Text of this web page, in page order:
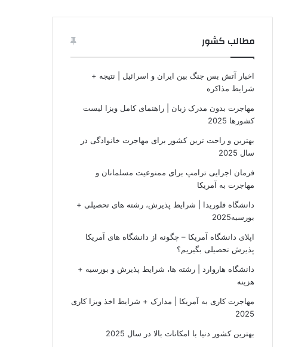
مطالب کشور
اخبار آتش بس جنگ بین ایران و اسرائیل | نتیجه +
شرایط مذاکره
مهاجرت بدون مدرک زبان | راهنمای کامل ویزا لیست
کشورها 2025
بهترین و راحت ترین کشور برای مهاجرت خانوادگی در
سال 2025
فرمان اجرایی ترامپ برای ممنوعیت مسلمانان و
مهاجرت به آمریکا
دانشگاه فلوریدا | شرایط پذیرش، رشته های تحصیلی +
بورسیه2025
اپلای دانشگاه آمریکا – چگونه از دانشگاه های آمریکا
پذیرش تحصیلی بگیریم؟
دانشگاه هاروارد | رشته ها، شرایط پذیرش و بورسیه +
هزینه
مهاجرت کاری به آمریکا | مدارک + شرایط اخذ ویزا کاری
2025
بهترین کشور دنیا با امکانات بالا در سال 2025